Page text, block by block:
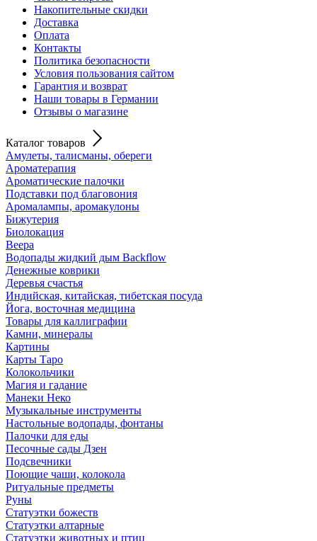
Накопительные скидки
Доставка
Оплата
Контакты
Политика безопасности
Условия пользования сайтом
Гарантия и возврат
Наши товары в Германии
Отзывы о магазине
Каталог товаров
Амулеты, талисманы, обереги
Ароматерапия
Ароматические палочки
Подставки под благовония
Аромалампы, аромакулоны
Бижутерия
Биолокация
Веера
Водопады жидкий дым Backflow
Денежные коврики
Деревья счастья
Индийская, китайская, тибетская посуда
Йога, восточная медицина
Товары для каллиграфии
Камни, минералы
Картины
Карты Таро
Колокольчики
Магия и гадание
Манеки Неко
Музыкальные инструменты
Настольные водопады, фонтаны
Палочки для еды
Песочные сады Дзен
Подсвечники
Поющие чаши, колокола
Ритуальные предметы
Руны
Статуэтки божеств
Статуэтки алтарные
Статуэтки животных и птиц